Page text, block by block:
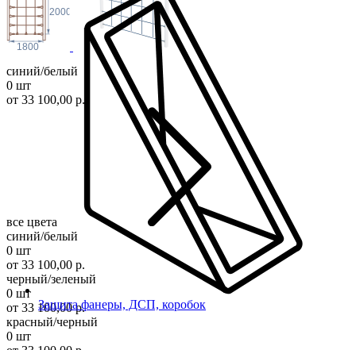
Защита фанеры, ДСП, коробок
2000
1800
синий/белый
0 шт
от 33 100,00 р.
все цвета
синий/белый
0 шт
от 33 100,00 р.
черный/зеленый
0 шт
от 33 100,00 р.
красный/черный
0 шт